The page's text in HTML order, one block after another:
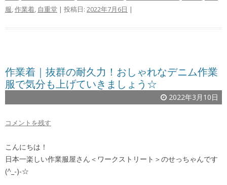
服,作業着, 自重堂 | 投稿日: 2022年7月6日 |
作業着｜抜群の耐久力！おしゃれなデニム作業
服で気分も上げていきましょう☆
2022年3月10日
コメントを残す
こんにちは！
日本一楽しい作業服屋さん＜ワークストリート＞のせっちゃんです
(^_-)-☆